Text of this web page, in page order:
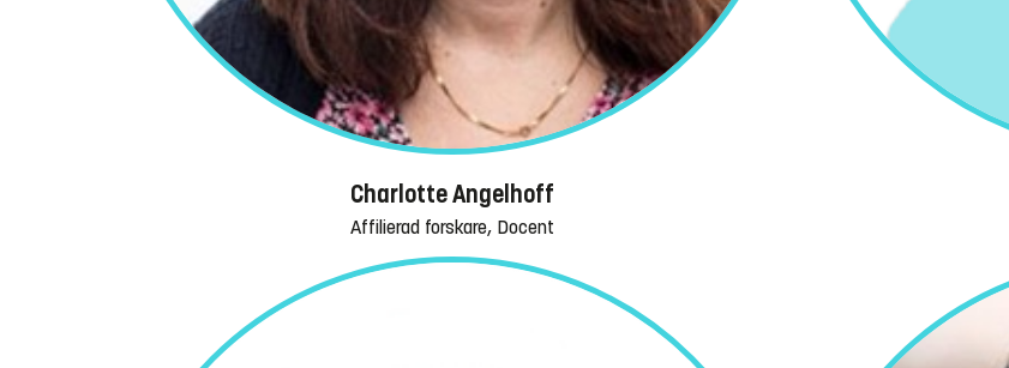
Charlotte Angelhoff
Affilierad forskare, Docent